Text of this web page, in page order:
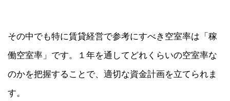
その中でも特に賃貸経営で参考にすべき空室率は「稼
働空室率」です。１年を通してどれくらいの空室率な
のかを把握することで、適切な資金計画を立てられま
す。